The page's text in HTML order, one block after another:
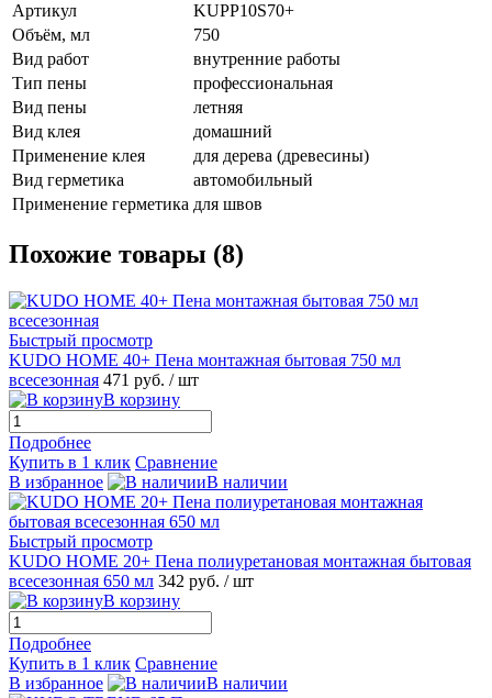
Артикул
KUPP10S70+
Объём, мл
750
Вид работ
внутренние работы
Тип пены
профессиональная
Вид пены
летняя
Вид клея
домашний
Применение клея
для дерева (древесины)
Вид герметика
автомобильный
Применение герметика для швов
Похожие товары (8)
Быстрый просмотр
KUDO HOME 40+ Пена монтажная бытовая 750 мл
всесезонная 471 руб. / шт
В корзину
Подробнее
Купить в 1 клик Сравнение
В избранное
В наличии
Быстрый просмотр
KUDO HOME 20+ Пена полиуретановая монтажная бытовая
всесезонная 650 мл 342 руб. / шт
В корзину
Подробнее
Купить в 1 клик Сравнение
В избранное
В наличии